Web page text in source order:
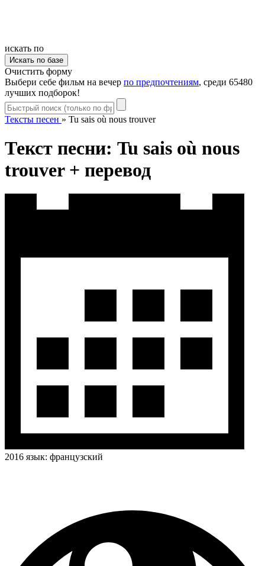
искать по
Очистить форму
Выбери себе фильм на вечер по предпочтениям, среди 65480
лучших подборок!
Тексты песен » Tu sais où nous trouver
Текст песни: Tu sais où nous
trouver + перевод
2016 язык: французский